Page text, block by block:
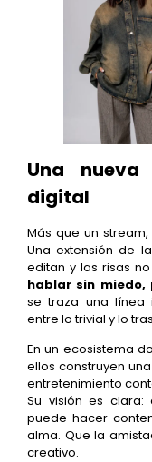
Una
digital
Más que un stream,
Una extensión de
editan y las risas
hablar sin miedo,
se traza una línea
entre lo trivial y lo
En un ecosistema
ellos construyen
entretenimiento
Su visión es
puede hacer
alma. Que la
creativo.